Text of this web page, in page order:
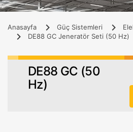
Anasayfa Güç Sistemleri
DE88 GC Jeneratör Seti (50 Hz)
DE88 GC (50
Hz)